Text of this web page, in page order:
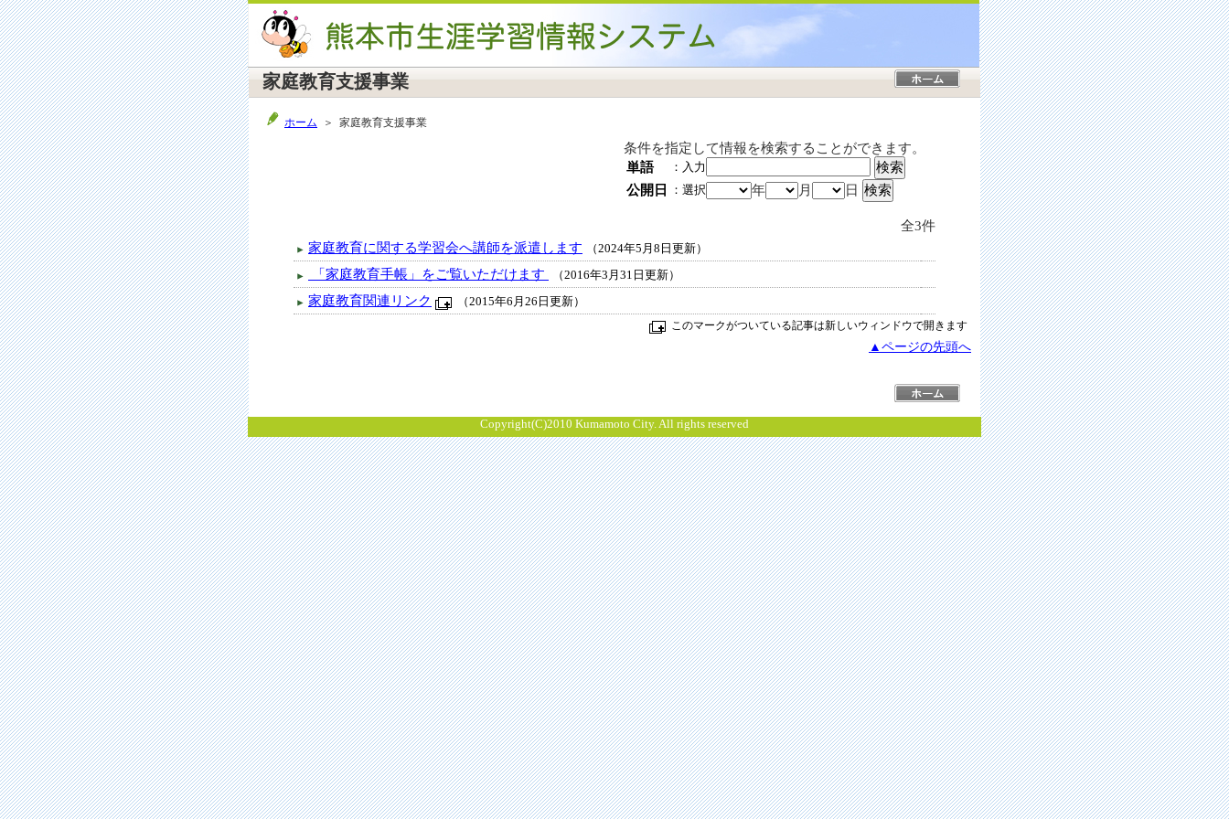
家庭教育支援事業
ホーム ＞ 家庭教育支援事業
条件を指定して情報を検索することができます。
単語 ：入力
公開日 ：選択 年 月 日
全3件
家庭教育に関する学習会へ講師を派遣します
（2024年5月8日更新）
「家庭教育手帳」をご覧いただけます （2016年3月31日更新）
家庭教育関連リンク （2015年6月26日更新）
このマークがついている記事は新しいウィンドウで開きます
▲ページの先頭へ
Copyright(C)2010 Kumamoto City. All rights reserved